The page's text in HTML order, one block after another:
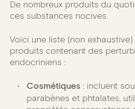
De nombreux produits du
ces substances nocives.
Voici une liste (non
produits contenant des
endocriniens :
Cosmétiques : incluent
parabènes et phtalates,